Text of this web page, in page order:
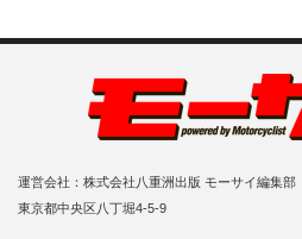
運営会社：株式会社八重洲出版 モーサイ編集部
東京都中央区八丁堀4-5-9